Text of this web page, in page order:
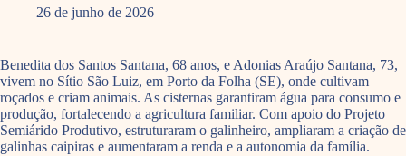
26 de junho de 2026
Benedita dos Santos Santana, 68 anos, e Adonias Araújo Santana, 73,
vivem no Sítio São Luiz, em Porto da Folha (SE), onde cultivam
roçados e criam animais. As cisternas garantiram água para consumo e
produção, fortalecendo a agricultura familiar. Com apoio do Projeto
Semiárido Produtivo, estruturaram o galinheiro, ampliaram a criação de
galinhas caipiras e aumentaram a renda e a autonomia da família.